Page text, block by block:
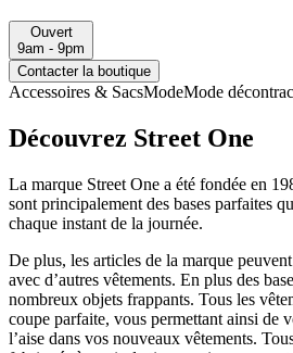
Ouvert
9am - 9pm
Contacter la boutique
Accessoires & SacsModeMode
Découvrez Street One
La marque Street One a été fondée en
sont principalement des bases parfaites
chaque instant de la journée.
De plus, les articles de la marque
avec d’autres vêtements. En plus des
nombreux objets frappants. Tous les
coupe parfaite, vous permettant ainsi de
l’aise dans vos nouveaux vêtements.